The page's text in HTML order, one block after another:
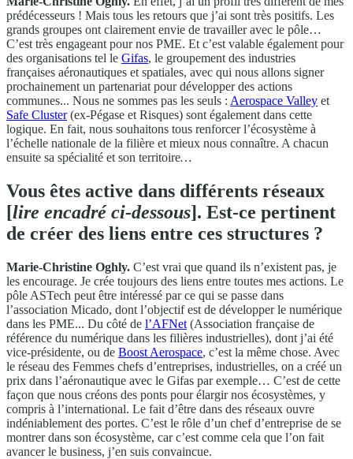
prédécesseurs ! Mais tous les retours que j’ai sont très positifs. Les
grands groupes ont clairement envie de travailler avec le pôle…
C’est très engageant pour nos PME. Et c’est valable également pour
des organisations tel le Gifas, le groupement des industries
françaises aéronautiques et spatiales, avec qui nous allons signer
prochainement un partenariat pour développer des actions
communes... Nous ne sommes pas les seuls : Aerospace Valley et
Safe Cluster(ex-Pégase et Risques) sont également dans cette
logique. En fait, nous souhaitons tous renforcer l’écosystème à
l’échelle nationale de la filière et mieux nous connaître. A chacun
ensuite sa spécialité et son territoire…
Vous êtes active dans différents réseaux
[lire encadré ci-dessous]. Est-ce pertinent
de créer des liens entre ces structures ?
Marie-Christine Oghly. C’est vrai que quand ils n’existent pas, je
les encourage. Je crée toujours des liens entre toutes mes actions. Le
pôle ASTech peut être intéressé par ce qui se passe dans
l’association Micado, dont l’objectif est de développer le numérique
dans les PME... Du côté de l’AFNet (Association française de
référence du numérique dans les filières industrielles), dont j’ai été
vice-présidente, ou de Boost Aerospace, c’est la même chose. Avec
le réseau des Femmes chefs d’entreprises, industrielles, on a créé un
prix dans l’aéronautique avec le Gifas par exemple… C’est de cette
façon que nous créons des ponts pour élargir nos écosystèmes, y
compris à l’international. Le fait d’être dans des réseaux ouvre
indéniablement des portes. C’est le rôle d’un chef d’entreprise de se
montrer dans son écosystème, car c’est comme cela que l’on fait
avancer le business, j’en suis convaincue.